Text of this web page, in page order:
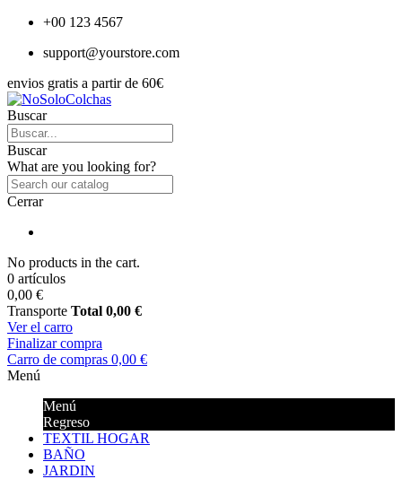
+00 123 4567
support@yourstore.com
envios gratis a partir de 60€
Buscar
Buscar
What are you looking for?
Cerrar
No products in the cart.
0 artículos
0,00 €
Transporte Total 0,00 €
Ver el carro
Finalizar compra
Carro de compras 0,00 €
Menú
Menú
Regreso
TEXTIL HOGAR
BAÑO
JARDIN